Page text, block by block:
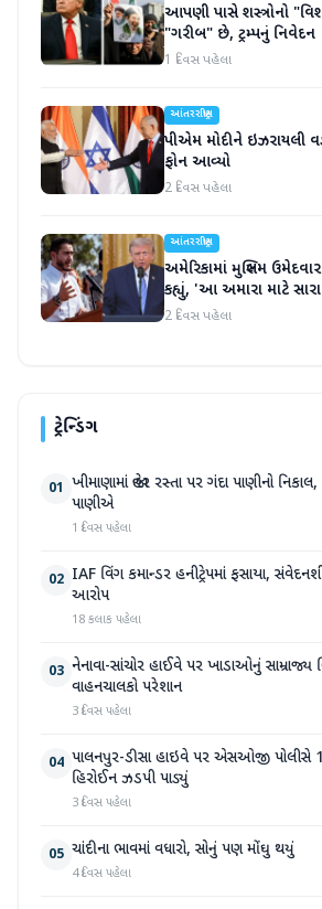
આપણી પાસે શસ્ત્રોનો
"ગરીબ" છે, ટ્રમ્પનું નિવેદન
1 દિવસ પહેલા
આંતરરાષ્ટ્રીય
પીએમ મોદીને ઇઝરાયલી
ફોન આવ્યો
2 દિવસ પહેલા
આંતરરાષ્ટ્રીય
અમેરિકામાં મુસ્લિમ
કહ્યું, 'આ અમારા માટે
2 દિવસ પહેલા
ટ્રેન્ડિંગ
01 ખીમાણામાં જાહેર રસ્તા પર ગંદા પાણીનો
પાણીએ
1 દિવસ પહેલા
02 IAF વિંગ કમાન્ડર હનીટ્રેપમાં ફસાયા,
આરોપ
18 કલાક પહેલા
03 નેનાવા-સાંચોર હાઈવે પર ખાડાઓનું સામ્રાજ્ય
વાહનચાલકો પરેશાન
3 દિવસ પહેલા
04 પાલનપુર-ડીસા હાઇવે પર એસઓજી પોલીસે
હિરોઈન ઝડપી પાડ્યું
3 દિવસ પહેલા
05 ચાંદીના ભાવમાં વધારો, સોનું પણ મોંઘુ થયું
4 દિવસ પહેલા